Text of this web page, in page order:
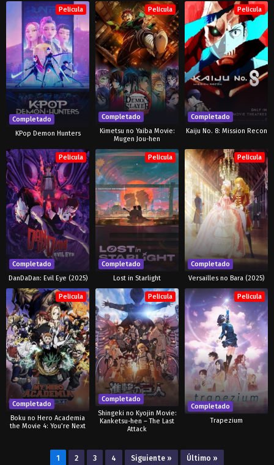
Completado
Pelicula
KPop Demon Hunters
Completado
Pelicula
Kimetsu no Yaiba Movie:
Mugen Jou-hen
Completado
Pelicula
Kaiju No. 8: Mission Recon
Completado
Pelicula
DanDaDan: Evil Eye (2025)
Completado
Pelicula
Lost in Starlight
Completado
Pelicula
Versailles no Bara (2025)
Completado
Pelicula
Boku no Hero Academia
the Movie 4: You’re Next
Completado
Pelicula
Shingeki no Kyojin Movie:
Kanketsu-hen – The Last
Attack
Completado
Pelicula
Trapezium
1 2 3 4 Siguiente » Último »